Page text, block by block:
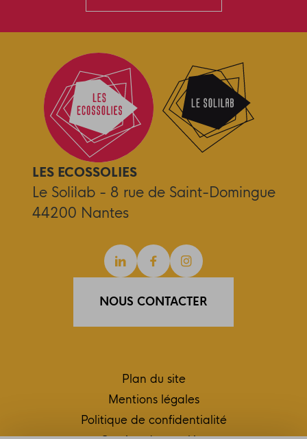
LES ECOSSOLIES
Le Solilab - 8 rue de Saint-Domingue
44200 Nantes
LinkedinFacebookInstagram
NOUS CONTACTER
Plan du site
Mentions légales
Politique de confidentialité